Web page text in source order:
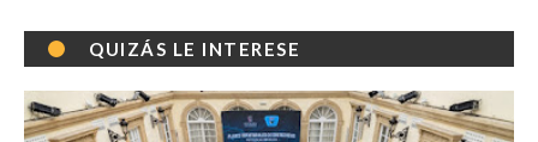
QUIZÁS LE INTERESE